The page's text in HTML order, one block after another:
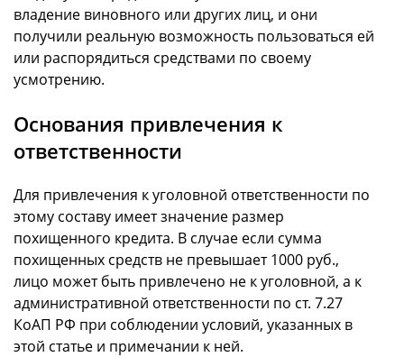
владение виновного или других лиц, и они
получили реальную возможность пользоваться ей
или распорядиться средствами по своему
усмотрению.
Основания привлечения к
ответственности
Для привлечения к уголовной ответственности по
этому составу имеет значение размер
похищенного кредита. В случае если сумма
похищенных средств не превышает 1000 руб.,
лицо может быть привлечено не к уголовной, а к
административной ответственности по ст. 7.27
КоАП РФ при соблюдении условий, указанных в
этой статье и примечании к ней.